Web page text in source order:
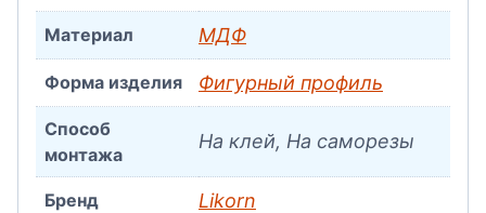
Материал МДФ
Форма изделия Фигурный профиль
Способ
монтажа
На клей, На саморезы
Бренд Likorn